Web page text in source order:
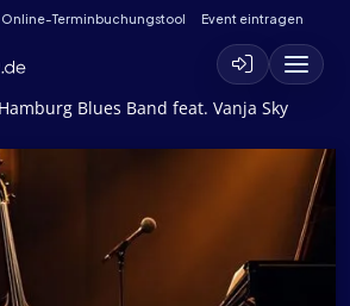
Online-Terminbuchungstool Event eintragen
Blues Band feat. Vanja Sky